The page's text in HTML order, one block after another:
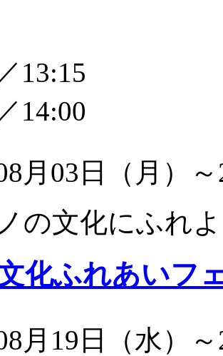
13:15
14:00
月03日（月）
の文化にふれ
化ふれあいフ
月19日（水）